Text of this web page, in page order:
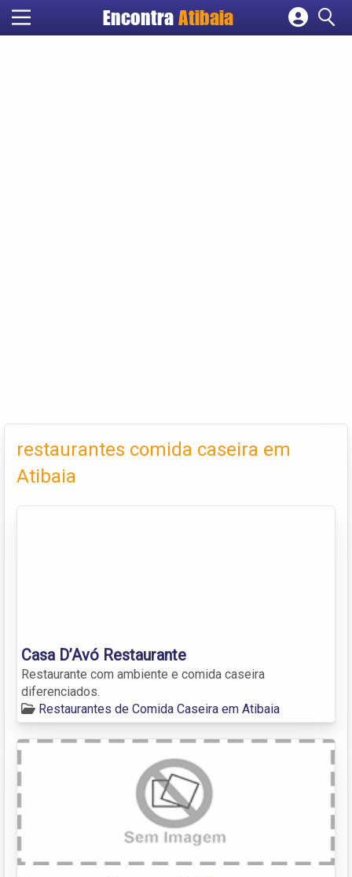
Encontra Atibaia
restaurantes comida caseira em
Atibaia
Casa D’Avó Restaurante
Restaurante com ambiente e comida caseira
diferenciados.
Restaurantes de Comida Caseira em Atibaia